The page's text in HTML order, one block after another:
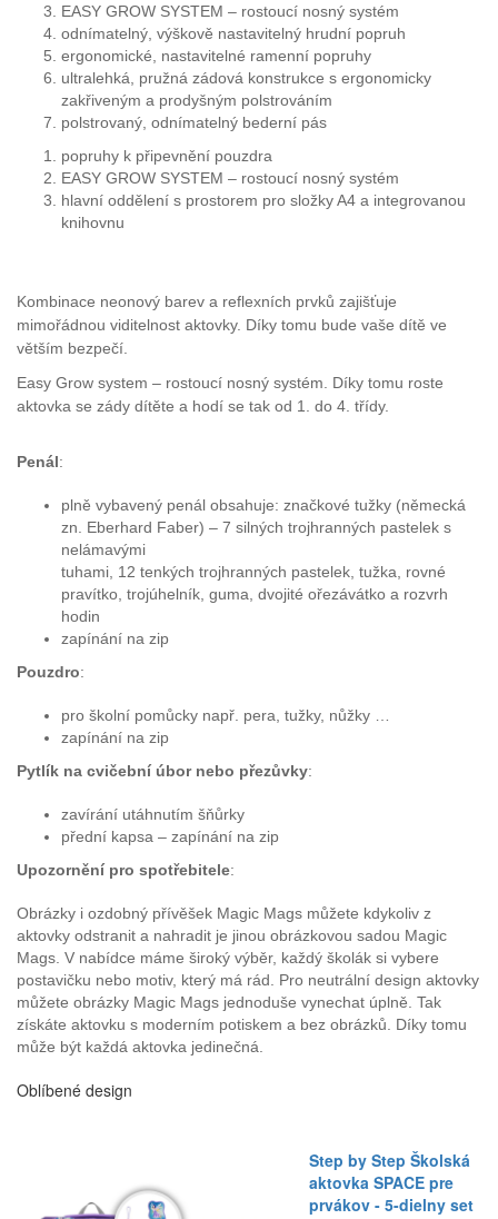
EASY GROW SYSTEM – rostoucí nosný systém
odnímatelný, výškově nastavitelný hrudní popruh
ergonomické, nastavitelné ramenní popruhy
ultralehká, pružná zádová konstrukce s ergonomicky
zakřiveným a prodyšným polstrováním
polstrovaný, odnímatelný bederní pás
popruhy k připevnění pouzdra
EASY GROW SYSTEM – rostoucí nosný systém
hlavní oddělení s prostorem pro složky A4 a integrovanou
knihovnu
Kombinace neonový barev a reflexních prvků zajišťuje
mimořádnou viditelnost aktovky. Díky tomu bude vaše dítě ve
větším bezpečí.
Easy Grow system – rostoucí nosný systém. Díky tomu roste
aktovka se zády dítěte a hodí se tak od 1. do 4. třídy.
Penál:
plně vybavený penál obsahuje: značkové tužky (německá
zn. Eberhard Faber) – 7 silných trojhranných pastelek s
nelámavými
tuhami, 12 tenkých trojhranných pastelek, tužka, rovné
pravítko, trojúhelník, guma, dvojité ořezávátko a rozvrh
hodin
zapínání na zip
Pouzdro:
pro školní pomůcky např. pera, tužky, nůžky …
zapínání na zip
Pytlík na cvičební úbor nebo přezůvky:
zavírání utáhnutím šňůrky
přední kapsa – zapínání na zip
Upozornění pro spotřebitele:
Obrázky i ozdobný přívěšek Magic Mags můžete kdykoliv z
aktovky odstranit a nahradit je jinou obrázkovou sadou Magic
Mags. V nabídce máme široký výběr, každý školák si vybere
postavičku nebo motiv, který má rád. Pro neutrální design aktovky
můžete obrázky Magic Mags jednoduše vynechat úplně. Tak
získáte aktovku s moderním potiskem a bez obrázků. Díky tomu
může být každá aktovka jedinečná.
Oblíbené design
Step by Step Školská
aktovka SPACE pre
prvákov - 5-dielny set